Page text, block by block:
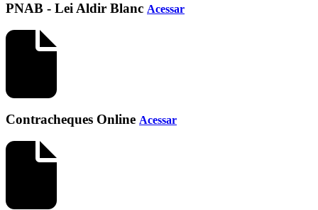
PNAB - Lei Aldir Blanc Acessar
Contracheques Online Acessar